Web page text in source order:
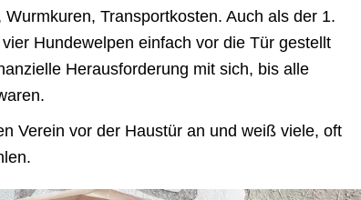
Transportkosten. Auch als der 1.
Hundewelpen einfach vor die Tür gestellt
Herausforderung mit sich, bis alle
Verein vor der Haustür an und weiß viele, oft